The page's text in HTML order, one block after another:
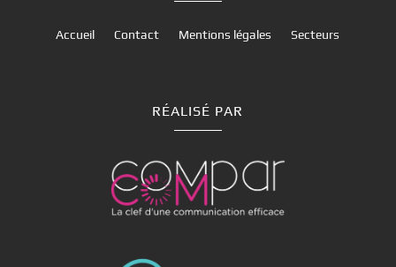
Accueil Contact Mentions légales Secteurs
RÉALISÉ PAR